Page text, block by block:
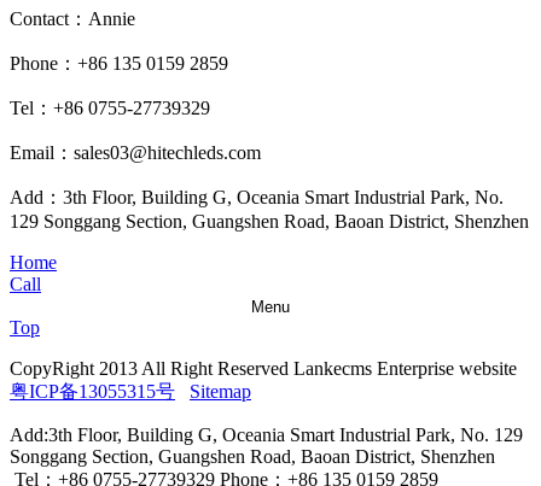
Contact：Annie
Phone：+86 135 0159 2859
Tel：+86 0755-27739329
Email：sales03@hitechleds.com
Add：3th Floor, Building G, Oceania Smart Industrial Park, No.
129 Songgang Section, Guangshen Road, Baoan District, Shenzhen
Home
Call
Menu
Top
CopyRight 2013 All Right Reserved Lankecms Enterprise website
粤ICP备13055315号
Sitemap
Add:3th Floor, Building G, Oceania Smart Industrial Park, No. 129
Songgang Section, Guangshen Road, Baoan District, Shenzhen
Tel：+86 0755-27739329 Phone：+86 135 0159 2859